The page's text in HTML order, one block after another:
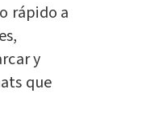
rápido a
y
que